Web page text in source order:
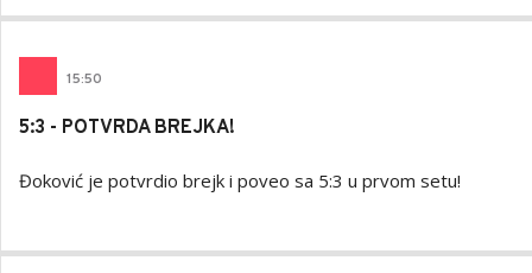
15:50
5:3 - POTVRDA BREJKA!
Đoković je potvrdio brejk i poveo sa 5:3 u prvom setu!